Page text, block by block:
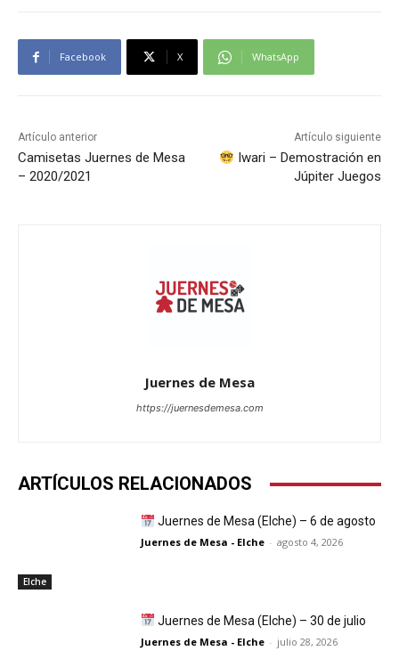
Facebook X WhatsApp
Artículo anterior
Camisetas Juernes de Mesa
– 2020/2021
Artículo siguiente
Iwari – Demostración en
Júpiter Juegos
Juernes de Mesa
https://juernesdemesa.com
ARTÍCULOS RELACIONADOS
Elche
Juernes de Mesa (Elche) – 6 de agosto
Juernes de Mesa - Elche - agosto 4, 2026
Juernes de Mesa (Elche) – 30 de julio
Juernes de Mesa - Elche - julio 28, 2026